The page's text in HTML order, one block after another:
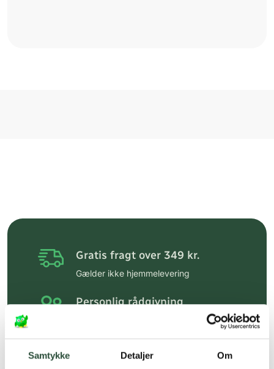
Samtykke Detaljer Om
Gratis fragt over 349 kr.
Gælder ikke hjemmelevering
Personlig rådgivning
Hurtig levering (30 min. i Kbh)